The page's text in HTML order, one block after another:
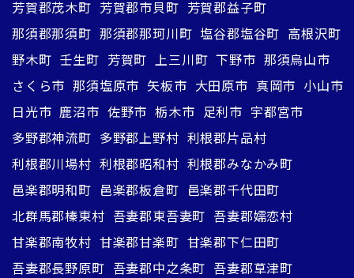
芳賀郡茂木町 芳賀郡市貝町 芳賀郡益子町
那須郡那須町 那須郡那珂川町 塩谷郡塩谷町 高根沢町
野木町 壬生町 芳賀町 上三川町 下野市 那須烏山市
さくら市 那須塩原市 矢板市 大田原市 真岡市 小山市
日光市 鹿沼市 佐野市 栃木市 足利市 宇都宮市
多野郡神流町 多野郡上野村 利根郡片品村
利根郡川場村 利根郡昭和村 利根郡みなかみ町
邑楽郡明和町 邑楽郡板倉町 邑楽郡千代田町
北群馬郡榛東村 吾妻郡東吾妻町 吾妻郡嬬恋村
甘楽郡南牧村 甘楽郡甘楽町 甘楽郡下仁田町
吾妻郡長野原町 吾妻郡中之条町 吾妻郡草津町